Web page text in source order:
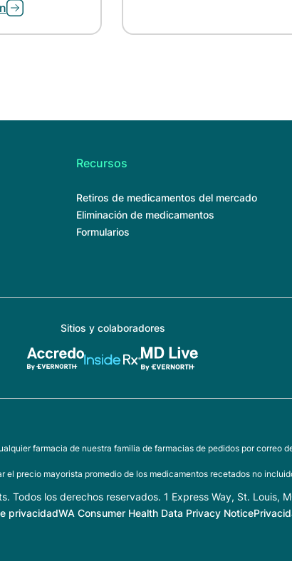
Recursos
Retiros de medicamentos del mercado
Eliminación de medicamentos
Formularios
Sitios y colaboradores
farmacia de nuestra familia de farmacias de pedidos por correo
precio mayorista promedio de los medicamentos recetados no
Todos los derechos reservados. 1 Express Way, St. Louis,
privacidadWA Consumer Health Data Privacy Notice